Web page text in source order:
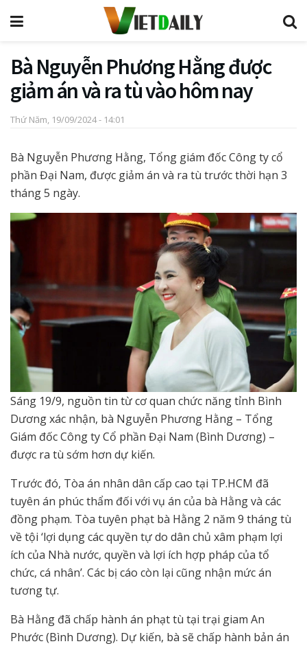
Bà Nguyễn Phương Hằng được
giảm án và ra tù vào hôm nay
Thứ Năm, 19/09/2024 - 14:01
Bà Nguyễn Phương Hằng, Tổng giám đốc Công ty cổ
phần Đại Nam, được giảm án và ra tù trước thời hạn 3
tháng 5 ngày.
Sáng 19/9, nguồn tin từ cơ quan chức năng tỉnh Bình
Dương xác nhận, bà Nguyễn Phương Hằng – Tổng
Giám đốc Công ty Cổ phần Đại Nam (Bình Dương) –
được ra tù sớm hơn dự kiến.
Trước đó, Tòa án nhân dân cấp cao tại TP.HCM đã
tuyên án phúc thẩm đối với vụ án của bà Hằng và các
đồng phạm. Tòa tuyên phạt bà Hằng 2 năm 9 tháng tù
về tội ‘lợi dụng các quyền tự do dân chủ xâm phạm lợi
ích của Nhà nước, quyền và lợi ích hợp pháp của tổ
chức, cá nhân’. Các bị cáo còn lại cũng nhận mức án
tương tự.
Bà Hằng đã chấp hành án phạt tù tại trại giam An
Phước (Bình Dương). Dự kiến, bà sẽ chấp hành bản án